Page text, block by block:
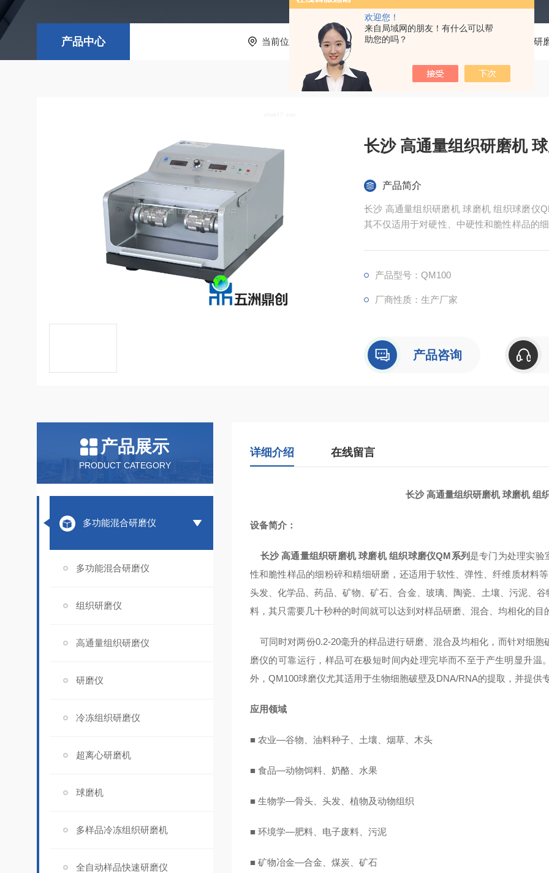
欢迎您！
来自局域网的朋友！有什么可以帮
助您的吗？
产品中心 当前位置： 首页 产品中心 多功能混合研磨仪 高通量组织研
长沙 高通量组织研磨机
产品简介
长沙 高通量组织研磨机 球磨机 组织球磨仪
其不仅适用于对硬性、中硬性和脆性样品的
产品型号：QM100
厂商性质：生产厂家
产品咨询
产品展示
PRODUCT CATEGORY
多功能混合研磨仪
多功能混合研磨仪
组织研磨仪
高通量组织研磨仪
研磨仪
冷冻组织研磨仪
超离心研磨机
球磨机
多样品冷冻组织研磨机
全自动样品快速研磨仪
详细介绍 在线留言
长沙 高通量组织研磨机 球磨机 组
设备简介：
长沙 高通量组织研磨机 球磨机 组织球磨仪QM系列 是专门为处理实验
性和脆性样品的细粉碎和精细研磨，还适用于软性、弹性、纤维质材料
头发、化学品、药品、矿物、矿石、合金、玻璃、陶瓷、土壤、污泥、
料，其只需要几十秒种的时间就可以达到对样品研磨、混合、均相化的目
可同时对两份0.2-20毫升的样品进行研磨、混合及均相化，而针对细
磨仪的可靠运行，样品可在极短时间内处理完毕而不至于产生明显升
外，QM100球磨仪尤其适用于生物细胞破壁及DNA/RNA的提取，并提供
应用领域
■ 农业—谷物、油料种子、土壤、烟草、木头
■ 食品—动物饲料、奶酪、水果
■ 生物学—骨头、头发、植物及动物组织
■ 环境学—肥料、电子废料、污泥
■ 矿物冶金—合金、煤炭、矿石